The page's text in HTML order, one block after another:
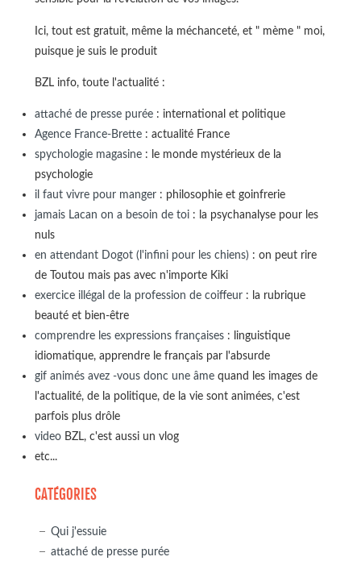
Ici, tout est gratuit, même la méchanceté, et " mème " moi,
puisque je suis le produit
BZL info, toute l'actualité :
attaché de presse purée: international et politique
Agence France-Brette: actualité France
spychologie magasine: le monde mystérieux de la
psychologie
il faut vivre pour manger: philosophie et goinfrerie
jamais Lacan on a besoin de toi: la psychanalyse pour les
nuls
en attendant Dogot (l'infini pour les chiens): on peut rire
de Toutou mais pas avec n'importe Kiki
exercice illégal de la profession de coiffeur: la rubrique
beauté et bien-être
comprendre les expressions françaises: linguistique
idiomatique, apprendre le français par l'absurde
gif animés avez -vous donc une âmequand les images de
l'actualité, de la politique, de la vie sont animées, c'est
parfois plus drôle
videoBZL, c'est aussi un vlog
etc...
CATÉGORIES
Qui j'essuie
attaché de presse purée